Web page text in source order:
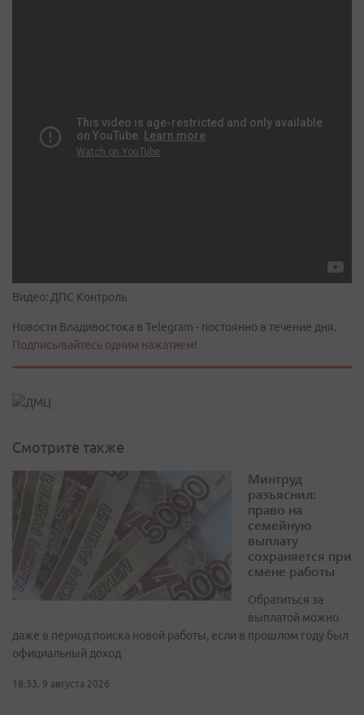
Видео: ДПС Контроль
Новости Владивостока в Telegram - постоянно в течение дня.
Подписывайтесь одним нажатием!
Смотрите также
Минтруд
разъяснил:
право на
семейную
выплату
сохраняется при
смене работы
Обратиться за
выплатой можно
даже в период поиска новой работы, если в прошлом году был
официальный доход
18:33, 9 августа 2026